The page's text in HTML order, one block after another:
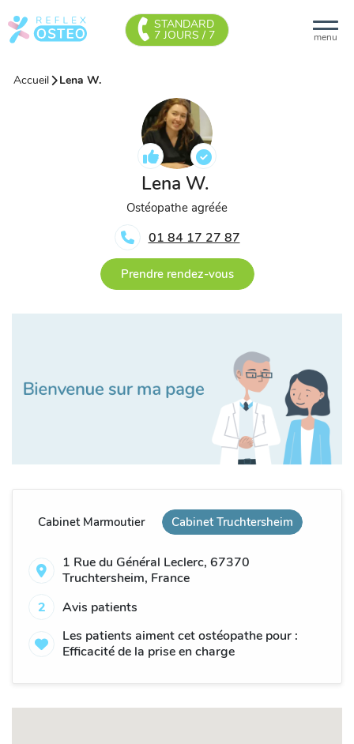
menu
STANDARD
7 JOURS / 7
Accueil Lena W.
Lena W.
Ostéopathe agréée
01 84 17 27 87
Prendre rendez-vous
Cabinet Marmoutier Cabinet Truchtersheim
1 Rue du Général Leclerc, 67370
Truchtersheim, France
2
Avis patients
Les patients aiment cet ostéopathe pour :
Efficacité de la prise en charge